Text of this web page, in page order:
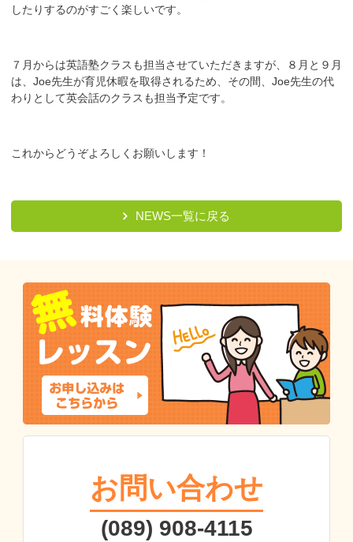
したりするのがすごく楽しいです。
７月からは英語塾クラスも担当させていただきますが、８月と９月
は、Joe先生が育児休暇を取得されるため、その間、Joe先生の代
わりとして英会話のクラスも担当予定です。
これからどうぞよろしくお願いします！
NEWS一覧に戻る
お問い合わせ
(089) 908-4115